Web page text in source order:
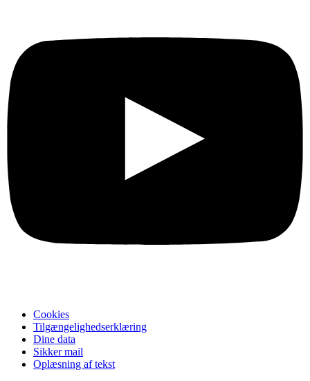
Cookies
Tilgængelighedserklæring
Dine data
Sikker mail
Oplæsning af tekst